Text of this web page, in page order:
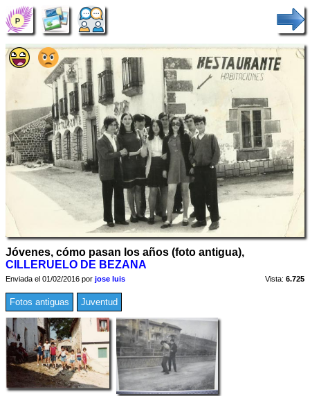
Jóvenes, cómo pasan los años (foto antigua),
CILLERUELO DE BEZANA
Enviada el 01/02/2016 por jose luis Vista: 6.725
Fotos antiguas Juventud